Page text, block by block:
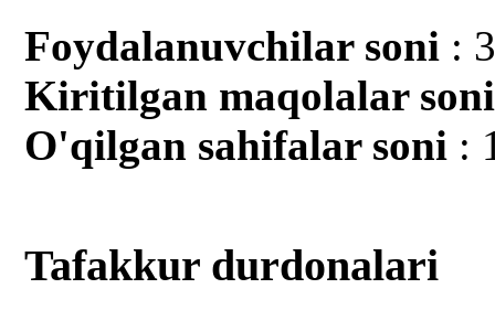
Foydalanuvchilar soni :
Kiritilgan mаqolalar soni
O'qilgan sahifalar soni :
Tafakkur durdonalari